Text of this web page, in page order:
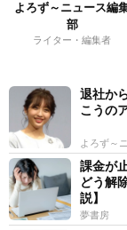
よろず～ニュース編
部
ライター・編集者
退社か
こうの
よろず～
課金が
どう解
説】
夢書房